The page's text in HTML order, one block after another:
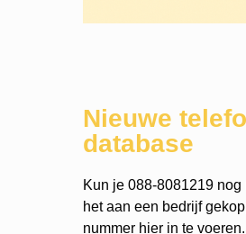
Nieuwe
database
Kun je 088-8081219
het aan een bedrijf
nummer hier in te